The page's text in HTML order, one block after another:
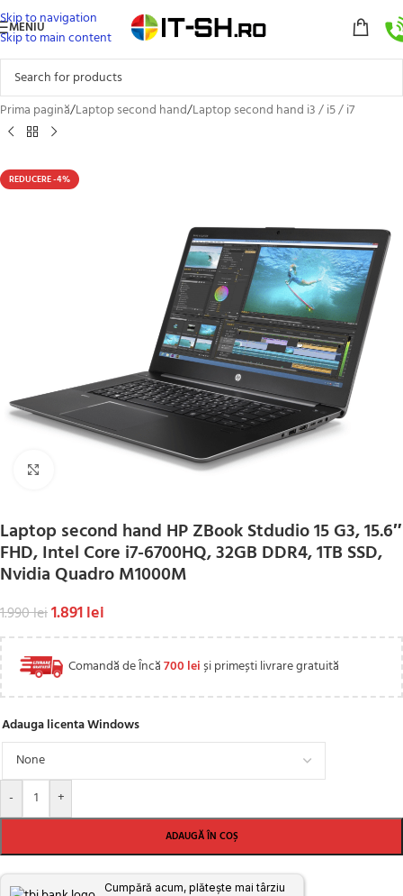
Skip to navigation
Skip to main content
MENIU
Prima pagină/Laptop second hand/Laptop second hand i3 / i5 / i7
REDUCERE -4%
Laptop second hand HP ZBook Stdudio 15 G3, 15.6″
FHD, Intel Core i7-6700HQ, 32GB DDR4, 1TB SSD,
Nvidia Quadro M1000M
1.990lei1.891lei
Comandă de Încă700 leiși primești livrare gratuită
Adauga licenta Windows
- +
ADAUGĂ ÎN COȘ
Cumpără acum, plătește mai târziu